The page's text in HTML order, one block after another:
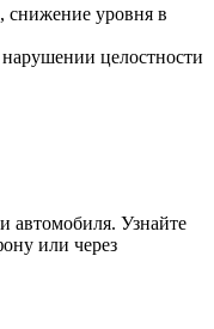
снижение уровня в
целостности
автомобиля. Узнайте
или через